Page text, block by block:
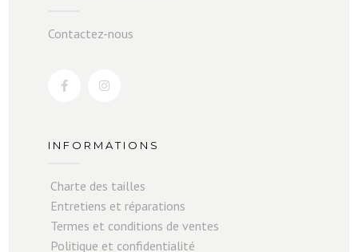
Contactez-nous
INFORMATIONS
Charte des tailles
Entretiens et réparations
Termes et conditions de ventes
Politique et confidentialité